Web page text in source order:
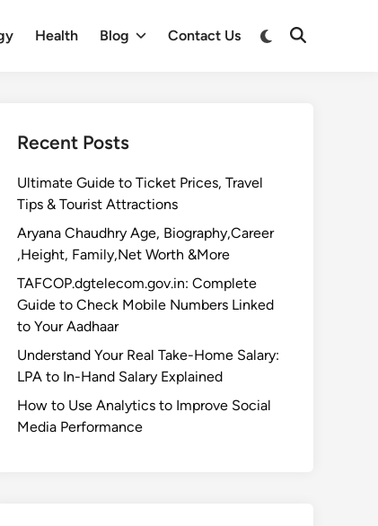
Health Blog Contact Us
Switch
Open
Recent Posts
Ultimate Guide to Ticket Prices, Travel
Tips & Tourist Attractions
Aryana Chaudhry Age, Biography,Career
,Height, Family,Net Worth &More
TAFCOP.dgtelecom.gov.in: Complete
Guide to Check Mobile Numbers Linked
to Your Aadhaar
Understand Your Real Take-Home Salary:
LPA to In-Hand Salary Explained
How to Use Analytics to Improve Social
Media Performance